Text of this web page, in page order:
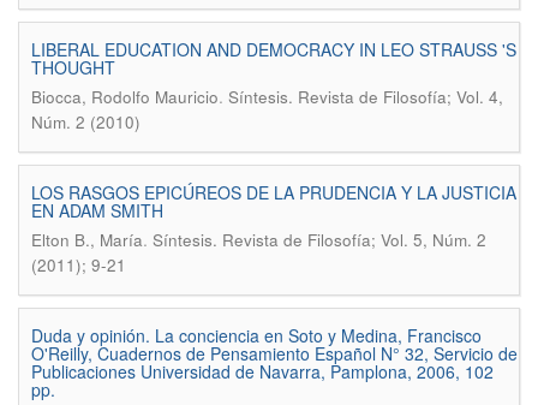
LIBERAL EDUCATION AND DEMOCRACY IN LEO STRAUSS 'S
THOUGHT
Biocca, Rodolfo Mauricio. Síntesis. Revista de Filosofía; Vol. 4,
Núm. 2 (2010)
LOS RASGOS EPICÚREOS DE LA PRUDENCIA Y LA JUSTICIA
EN ADAM SMITH
Elton B., María. Síntesis. Revista de Filosofía; Vol. 5, Núm. 2
(2011); 9-21
Duda y opinión. La conciencia en Soto y Medina, Francisco
O'Reilly, Cuadernos de Pensamiento Español N° 32, Servicio de
Publicaciones Universidad de Navarra, Pamplona, 2006, 102
pp.